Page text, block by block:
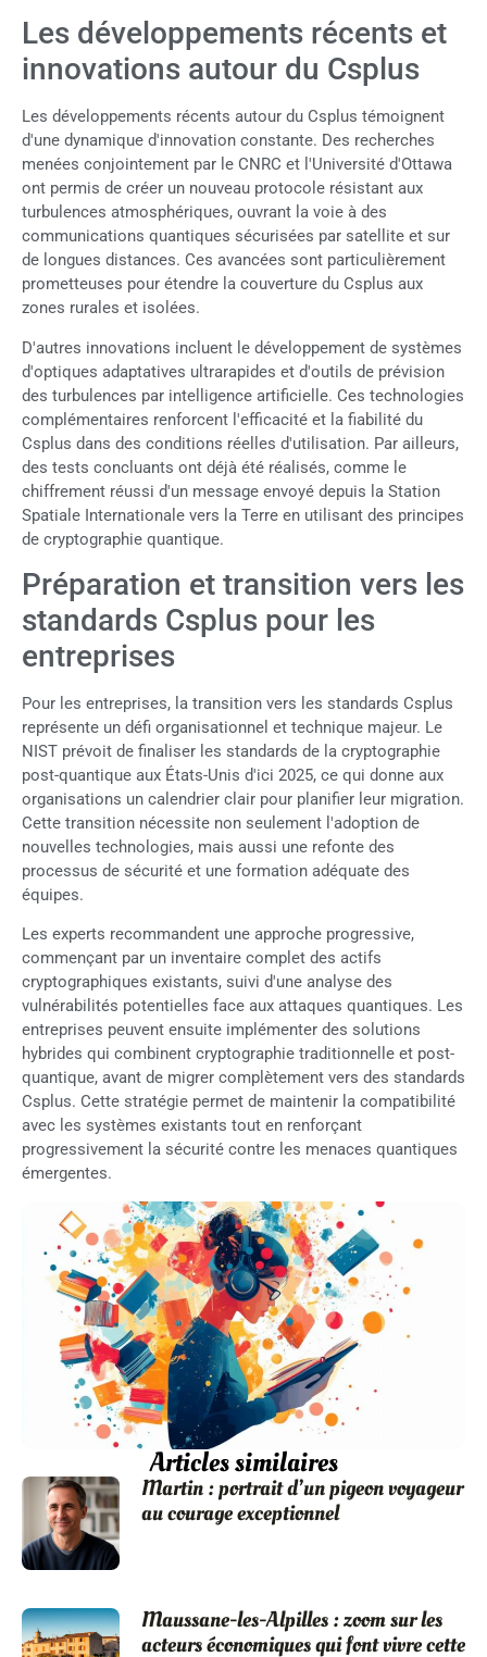
Les développements récents et
innovations autour du Csplus
Les développements récents autour du Csplus témoignent
d'une dynamique d'innovation constante. Des recherches
menées conjointement par le CNRC et l'Université d'Ottawa
ont permis de créer un nouveau protocole résistant aux
turbulences atmosphériques, ouvrant la voie à des
communications quantiques sécurisées par satellite et sur
de longues distances. Ces avancées sont particulièrement
prometteuses pour étendre la couverture du Csplus aux
zones rurales et isolées.
D'autres innovations incluent le développement de systèmes
d'optiques adaptatives ultrarapides et d'outils de prévision
des turbulences par intelligence artificielle. Ces technologies
complémentaires renforcent l'efficacité et la fiabilité du
Csplus dans des conditions réelles d'utilisation. Par ailleurs,
des tests concluants ont déjà été réalisés, comme le
chiffrement réussi d'un message envoyé depuis la Station
Spatiale Internationale vers la Terre en utilisant des principes
de cryptographie quantique.
Préparation et transition vers les
standards Csplus pour les
entreprises
Pour les entreprises, la transition vers les standards Csplus
représente un défi organisationnel et technique majeur. Le
NIST prévoit de finaliser les standards de la cryptographie
post-quantique aux États-Unis d'ici 2025, ce qui donne aux
organisations un calendrier clair pour planifier leur migration.
Cette transition nécessite non seulement l'adoption de
nouvelles technologies, mais aussi une refonte des
processus de sécurité et une formation adéquate des
équipes.
Les experts recommandent une approche progressive,
commençant par un inventaire complet des actifs
cryptographiques existants, suivi d'une analyse des
vulnérabilités potentielles face aux attaques quantiques. Les
entreprises peuvent ensuite implémenter des solutions
hybrides qui combinent cryptographie traditionnelle et post-
quantique, avant de migrer complètement vers des standards
Csplus. Cette stratégie permet de maintenir la compatibilité
avec les systèmes existants tout en renforçant
progressivement la sécurité contre les menaces quantiques
émergentes.
Articles similaires
Martin : portrait d’un pigeon voyageur
au courage exceptionnel
Maussane-les-Alpilles : zoom sur les
acteurs économiques qui font vivre cette